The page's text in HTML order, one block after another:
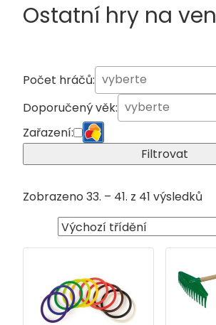
Ostatní hry na ven
Počet hráčů:
Doporučený věk:
Zařazení:
Filtrovat
Zobrazeno 33. – 41. z 41 výsledků